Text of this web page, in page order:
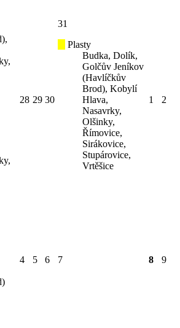
28 29 30
31
Plasty
Budka, Dolík,
Golčův Jeníkov
(Havlíčkův
Brod), Kobylí
Hlava,
Nasavrky,
Olšinky,
Římovice,
Sirákovice,
Stupárovice,
Vrtěšice
1 2
4 5 6 7 8 9